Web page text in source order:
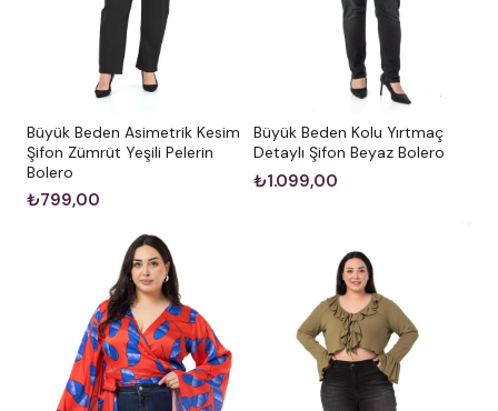
Büyük Beden Asimetrik Kesim
Şifon Zümrüt Yeşili Pelerin
Bolero
₺799,00
Büyük Beden Kolu Yırtmaç
Detaylı Şifon Beyaz Bolero
₺1.099,00